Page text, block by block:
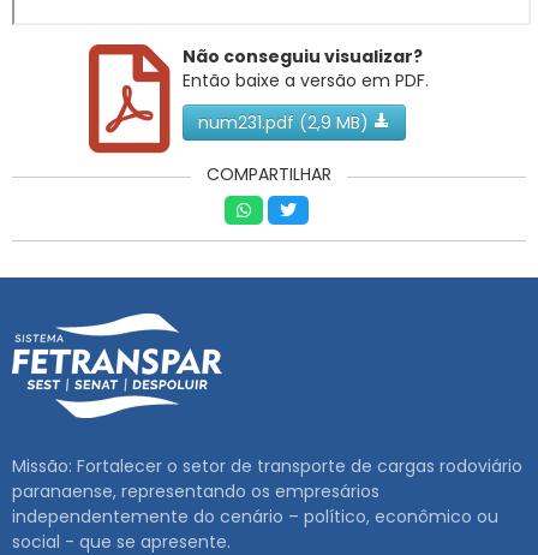
Não conseguiu visualizar?
Então baixe a versão em PDF.
num231.pdf (2,9 MB)
COMPARTILHAR
Missão: Fortalecer o setor de transporte de cargas rodoviário
paranaense, representando os empresários
independentemente do cenário – político, econômico ou
social - que se apresente.